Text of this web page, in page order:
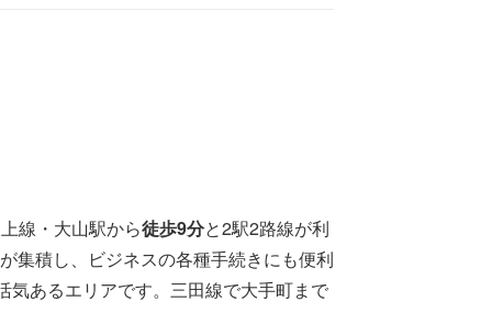
線・大山駅から徒歩9分と2駅2路線が利
集積し、ビジネスの各種手続きにも便利
気あるエリアです。三田線で大手町まで